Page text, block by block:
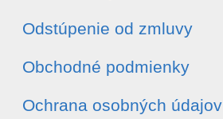
Odstúpenie od zmluvy
Obchodné podmienky
Ochrana osobných údajov